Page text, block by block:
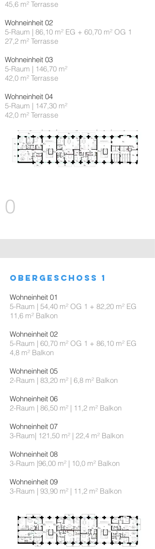
45,6 m² Terrasse
Wohneinheit 02
5-Raum | 86,10 m² EG + 60,70 m² OG 1
27,2 m² Terrasse
Wohneinheit 03
5-Raum | 146,70 m²
42,0 m² Terrasse
Wohneinheit 04
5-Raum | 147,30 m²
42,0 m² Terrasse
0
obergeschoss 1
Wohneinheit 01
5-Raum | 54,40 m² OG 1 + 82,20 m² EG
11,6 m² Balkon
Wohneinheit 02
5-Raum | 60,70 m² OG 1 + 86,10 m² EG
4,8 m² Balkon
Wohneinheit 05
2-Raum | 83,20 m² | 6,8 m² Balkon
Wohneinheit 06
2-Raum | 86,50 m² | 11,2 m² Balkon
Wohneinheit 07
3-Raum| 121,50 m² | 22,4 m² Balkon
Wohneinheit 08
3-Raum |96,00 m² | 10,0 m² Balkon
Wohneinheit 09
3-Raum | 93,90 m² | 11,2 m² Balkon